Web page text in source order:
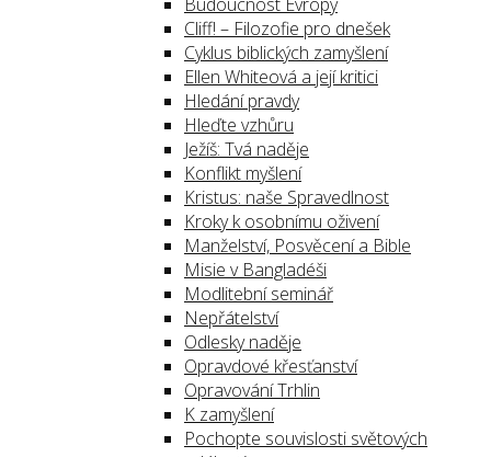
Cliff! – Filozofie pro dnešek
Cyklus biblických zamyšlení
Ellen Whiteová a její kritici
Hledání pravdy
Hleďte vzhůru
Ježíš: Tvá naděje
Konflikt myšlení
Kristus: naše Spravedlnost
Kroky k osobnímu oživení
Manželství, Posvěcení a Bible
Misie v Bangladéši
Modlitební seminář
Nepřátelství
Odlesky naděje
Opravdové křesťanství
Opravování Trhlin
K zamyšlení
Pochopte souvislosti světových